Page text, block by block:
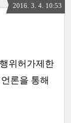
2016. 3. 4. 10:53
위허가제한
론을 통해